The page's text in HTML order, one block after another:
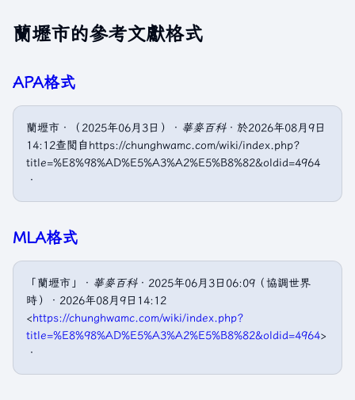
蘭壢市的參考文獻格式
APA格式
蘭壢市．（2025年06月3日）． 華麥百科．於2026年08月9日
14:12查閲自https://chunghwamc.com/wiki/index.php?
title=%E8%98%AD%E5%A3%A2%E5%B8%82&oldid=4964
．
MLA格式
「蘭壢市」． 華麥百科．2025年06月3日06:09（協調世界
時）．2026年08月9日14:12
<https://chunghwamc.com/wiki/index.php?
title=%E8%98%AD%E5%A3%A2%E5%B8%82&oldid=4964>
．